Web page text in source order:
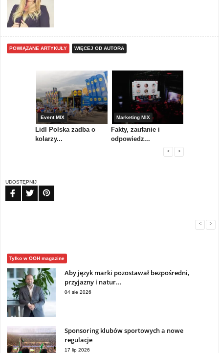
POWIĄZANE ARTYKUŁY WIĘCEJ OD AUTORA
Event MIX
Lidl Polska zadba o
kolarzy...
Marketing MIX
Fakty, zaufanie i
odpowiedz...
< >
UDOSTĘPNIJ
< >
Tylko w OOH magazine
Aby język marki pozostawał bezpośredni,
przyjazny i natur...
04 sie 2026
Sponsoring klubów sportowych a nowe
regulacje
17 lip 2026